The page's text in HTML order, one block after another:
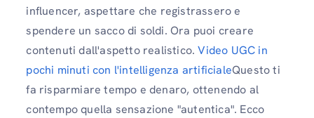
influencer, aspettare che registrassero e
spendere un sacco di soldi. Ora puoi creare
contenuti dall'aspetto realistico.Video UGC in
pochi minuti con l'intelligenza artificialeQuesto ti
fa risparmiare tempo e denaro, ottenendo al
contempo quella sensazione "autentica". Ecco